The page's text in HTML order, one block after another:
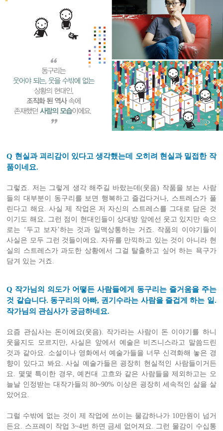
Q 현실과 괴리감이 있다고 생각했는데 오히려 현실과 밀접한 작
품이네요.
그렇죠. 저는 그렇게 생각 해주길 바랐는데(웃음) 작품을 보는 사람
들의 대부분이 동구리를 보면 행복하고 즐겁다거나, 스트레스가 풀
린다고 해요. 사실 제 작업은 저 자신의 스트레스를 그대로 담은 것
이기도 해요. 그런 점이 현대인들이 상대방 앞에선 웃고 있지만 속으
로는 ‘두고 보자’하는 것과 일맥상통하는 거죠. 작품의 이야기들이
사실은 모두 그런 것들이에요. 자유를 만끽하고 있는 것이 아니라 현
실의 스트레스가 과도한 상황에서 그걸 탈출하고 싶어 하는 욕구가
담겨 있는 거죠.
Q 작가님의 의도가 어떻든 사람들에게 동구리는 즐거움을 주는
것 같습니다. 동구리의 아빠, 권기수라는 사람을 즐겁게 하는 일.
작가님의 관심사가 궁금하네요.
요즘 관심사는 돈이에요(웃음). 작가라는 사람이 돈 이야기를 하니
웃을지도 모르지만, 사실은 앞에서 예술은 비즈니스라고 말씀드린
것과 같아요. 소설이나 영화에서 예술가들을 너무 신격화해 놓은 경
향이 있다고 봐요. 사실 예술가들은 굉장히 현실적인 사람들이거든
요. 몇몇 특이한 경우, 예컨대 고흐와 같은 사람들을 제외하고는 오
늘날 인정받는 대작가들의 80~90% 이상은 굉장히 세속적인 삶을 살
았어요.
그럴 수밖에 없는 것이 제 작업에 쓰이는 물감하나가 10만원이 넘거
든요. 스프레이 작업 3~4번 하면 금세 없어져요. 그런 물감이 수십통